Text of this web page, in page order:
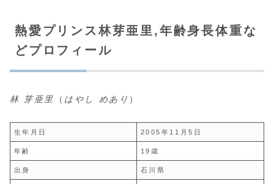
熱愛プリンス林芽亜里,年齢身長体重な
どプロフィール
林 芽亜里 （ はやし めあり ）
生年月日 2005年11月5日
年齢 19歳
出身 石川県